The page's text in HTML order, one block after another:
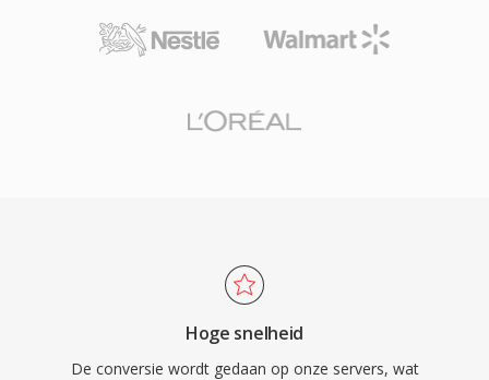
Hoge snelheid
De conversie wordt gedaan op onze servers, wat